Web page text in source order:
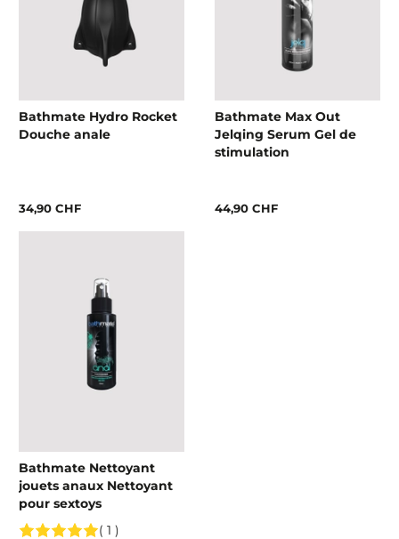
Bathmate Hydro Rocket
Douche anale
34,90 CHF
Bathmate Max Out
Jelqing Serum Gel de
stimulation
44,90 CHF
Bathmate Nettoyant
jouets anaux Nettoyant
pour sextoys
( 1 )